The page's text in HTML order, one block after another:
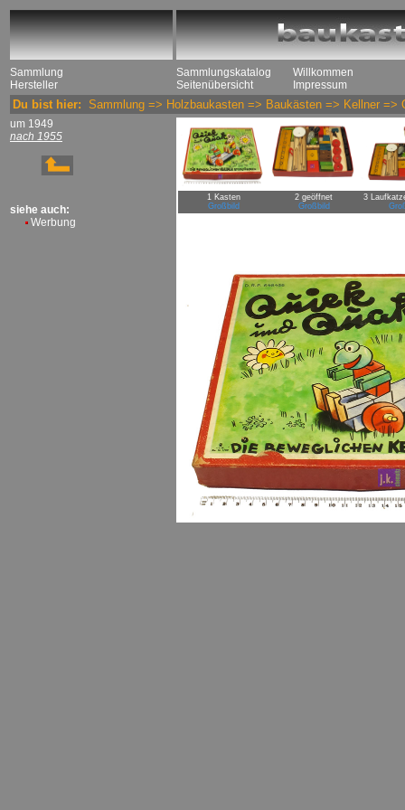
Sammlung
Hersteller
Sammlungskatalog
Seitenübersicht
Willkommen
Impressum
Du bist hier: Sammlung => Holzbaukasten => Baukästen => Kellner =>
um 1949
nach 1955
siehe auch:
Werbung
1 Kasten
Großbild
2 geöffnet
Großbild
3